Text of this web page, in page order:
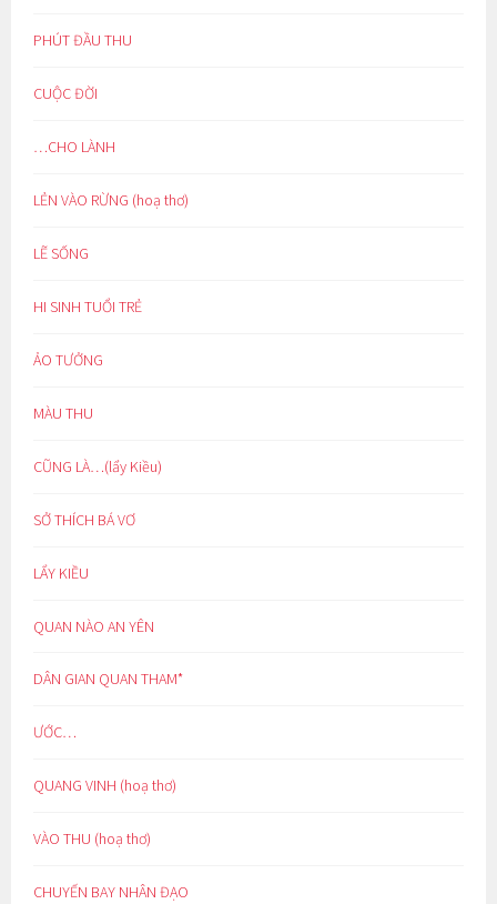
PHÚT ĐẦU THU
CUỘC ĐỜI
…CHO LÀNH
LẺN VÀO RỪNG (hoạ thơ)
LẼ SỐNG
HI SINH TUỔI TRẺ
ẢO TƯỞNG
MÀU THU
CŨNG LÀ…(lẩy Kiều)
SỞ THÍCH BÁ VƠ
LẨY KIỀU
QUAN NÀO AN YÊN
DÂN GIAN QUAN THAM*
ƯỚC…
QUANG VINH (hoạ thơ)
VÀO THU (hoạ thơ)
CHUYẾN BAY NHÂN ĐẠO